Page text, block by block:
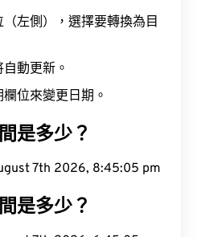
左側），選擇要轉換為目
動更新。
位來變更日期。
是多少？
7th 2026, 8:45:06 pm
是多少？